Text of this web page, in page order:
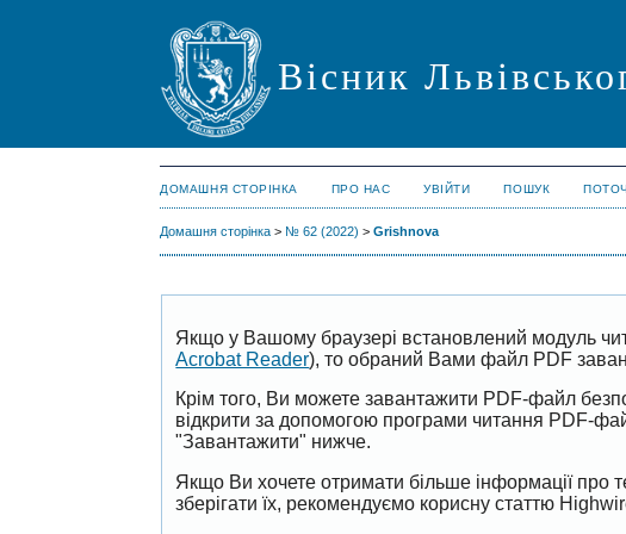
Вісник
ДОМАШНЯ СТОРІНКА ПРО НАС УВІЙТИ ПОШУК
Домашня сторінка > № 62 (2022) >Grishnova
Якщо у Вашому браузері встановлений модуль
Acrobat Reader), то обраний Вами файл PDF
Крім того, Ви можете завантажити PDF-файл
відкрити за допомогою програми читання PDF-
"Завантажити" нижче.
Якщо Ви хочете отримати більше інформації про
зберігати їх, рекомендуємо корисну статтю